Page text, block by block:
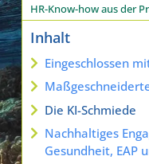
HR-Know-how aus der
Inhalt
Eingeschlossen
Die KI-Schmiede
Nachhaltiges
Gesundheit, EAP